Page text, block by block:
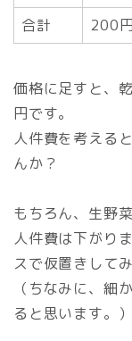
合計
200円
価格に足すと、
円です。
人件費を考える
んか？
もちろん、生野
人件費は下がり
スで仮置きしてみ
（ちなみに、細
ると思います。）